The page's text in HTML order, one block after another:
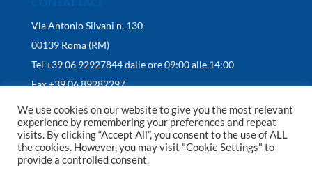
Via Antonio Silvani n. 130
00139 Roma (RM)
Tel +39 06 92927844 dalle ore 09:00 alle 14:00
Fax +39 06 89282297
We use cookies on our website to give you the most relevant
experience by remembering your preferences and repeat
visits. By clicking “Accept All”, you consent to the use of ALL
the cookies. However, you may visit "Cookie Settings" to
provide a controlled consent.